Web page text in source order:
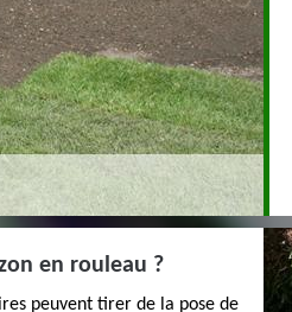
en rouleau ?
peuvent tirer de la pose de